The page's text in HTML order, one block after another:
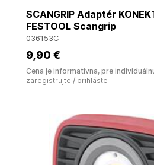
SCANGRIP Adaptér
FESTOOL Scangrip
036153C
9,90 €
Cena je informatívna, pre
zaregistrujte / prihláste